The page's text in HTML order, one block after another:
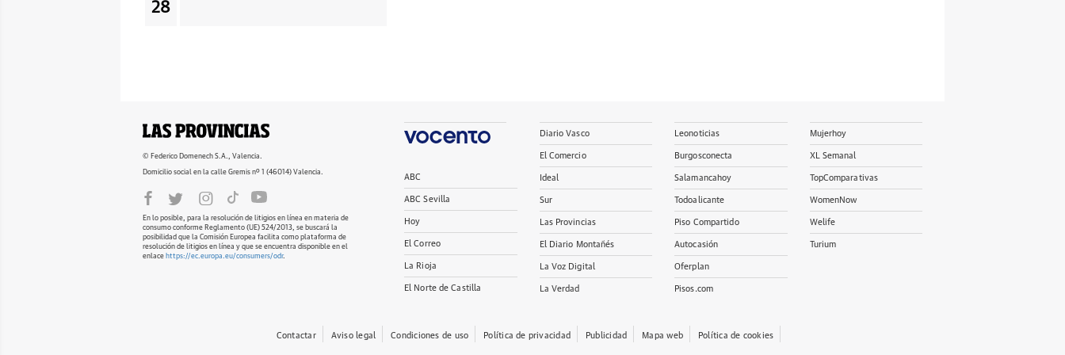
28
© Federico Domenech S.A., Valencia.
Domicilio social en la calle Gremis nº 1 (46014) Valencia.
En lo posible, para la resolución de litigios en línea en materia de
consumo conforme Reglamento (UE) 524/2013, se buscará la
posibilidad que la Comisión Europea facilita como plataforma de
resolución de litigios en línea y que se encuentra disponible en el
enlace https://ec.europa.eu/consumers/odr.
ABC
ABC Sevilla
Hoy
El Correo
La Rioja
El Norte de Castilla
Diario Vasco
El Comercio
Ideal
Sur
Las Provincias
El Diario Montañés
La Voz Digital
La Verdad
Leonoticias
Burgosconecta
Salamancahoy
Todoalicante
Piso Compartido
Autocasión
Oferplan
Pisos.com
Mujerhoy
XL Semanal
TopComparativas
WomenNow
Welife
Turium
Contactar Aviso legal Condiciones de uso Política de privacidad Publicidad Mapa web Política de cookies